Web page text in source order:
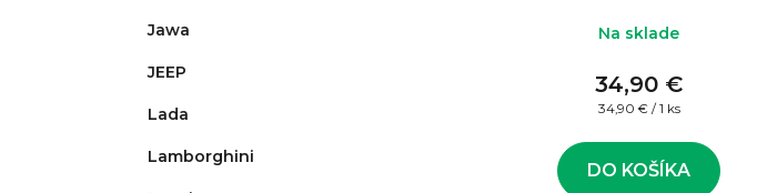
Jawa
JEEP
Lada
Lamborghini
Na sklade
34,90 €
Jednotková
34,90 € / 1 ks
DO KOŠÍKA